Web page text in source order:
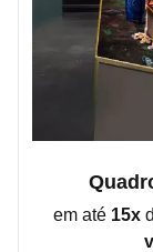
em até 15x